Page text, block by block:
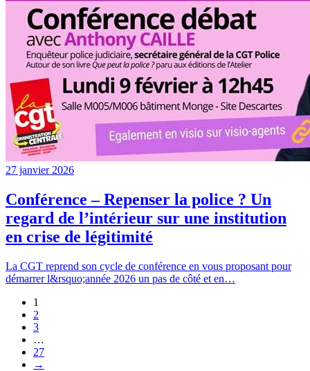
27 janvier 2026
Conférence – Repenser la police ? Un
regard de l’intérieur sur une institution
en crise de légitimité
La CGT reprend son cycle de conférence en vous proposant pour
démarrer l&rsquo;année 2026 un pas de côté et en…
1
2
3
…
27
→